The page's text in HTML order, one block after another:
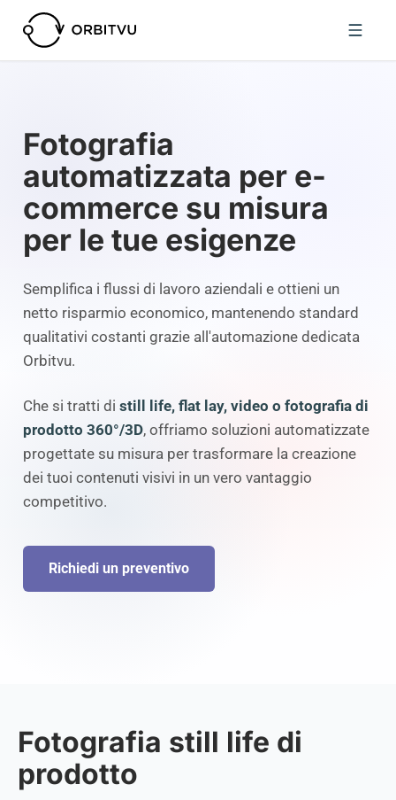
Fotografia
automatizzata per e-
commerce su misura
per le tue esigenze
Semplifica i flussi di lavoro aziendali e ottieni un
netto risparmio economico, mantenendo standard
qualitativi costanti grazie all'automazione dedicata
Orbitvu.
Che si tratti di still life, flat lay, video o fotografia di
prodotto 360°/3D, offriamo soluzioni automatizzate
progettate su misura per trasformare la creazione
dei tuoi contenuti visivi in un vero vantaggio
competitivo.
Richiedi un preventivo
Fotografia still life di
prodotto